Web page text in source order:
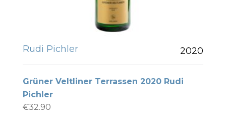
Rudi Pichler 2020
Grüner Veltliner Terrassen 2020 Rudi
Pichler
€32.90